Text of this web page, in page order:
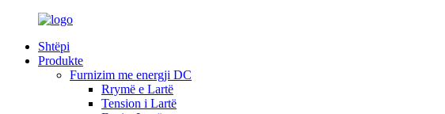
Shtëpi
Produkte
Furnizim me energji DC
Rrymë e Lartë
Tension i Lartë